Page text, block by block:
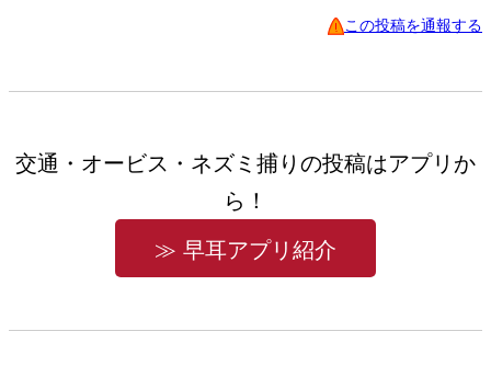
この投稿を通報する
交通・オービス・ネズミ捕りの投稿はアプリか
ら！
≫ 早耳アプリ紹介